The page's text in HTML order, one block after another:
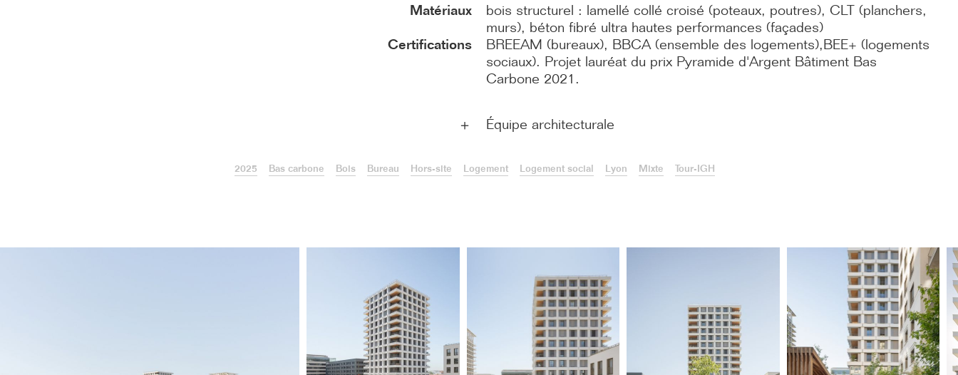
Matériaux
bois structurel : lamellé collé croisé (poteaux, poutres), CLT (planchers,
murs), béton fibré ultra hautes performances (façades)
Certifications
BREEAM (bureaux), BBCA (ensemble des logements),BEE+ (logements
sociaux). Projet lauréat du prix Pyramide d'Argent Bâtiment Bas
Carbone 2021.
＋ Équipe architecturale
2025 Bas carbone Bois Bureau Hors-site Logement Logement social Lyon Mixte Tour-IGH